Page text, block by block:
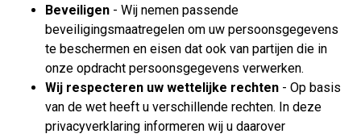
Beveiligen - Wij nemen passende
beveiligingsmaatregelen om uw persoonsgegevens
te beschermen en eisen dat ook van partijen die in
onze opdracht persoonsgegevens verwerken.
Wij respecteren uw wettelijke rechten - Op basis
van de wet heeft u verschillende rechten. In deze
privacyverklaring informeren wij u daarover